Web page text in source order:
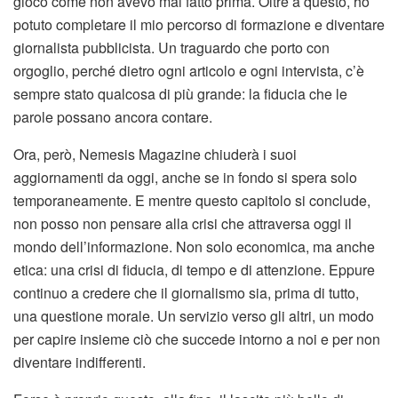
potuto completare il mio percorso di formazione e diventare
giornalista pubblicista. Un traguardo che porto con
orgoglio, perché dietro ogni articolo e ogni intervista, c’è
sempre stato qualcosa di più grande: la fiducia che le
parole possano ancora contare.
Ora, però, Nemesis Magazine chiuderà i suoi
aggiornamenti da oggi, anche se in fondo si spera solo
temporaneamente. E mentre questo capitolo si conclude,
non posso non pensare alla crisi che attraversa oggi il
mondo dell’informazione. Non solo economica, ma anche
etica: una crisi di fiducia, di tempo e di attenzione. Eppure
continuo a credere che il giornalismo sia, prima di tutto,
una questione morale. Un servizio verso gli altri, un modo
per capire insieme ciò che succede intorno a noi e per non
diventare indifferenti.